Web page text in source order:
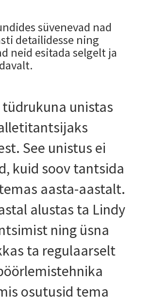
süvenevad nad
detailidesse ning
neid esitada selgelt ja
tüdrukuna unistas
See unistus ei
kuid soov tantsida
aasta-aastalt.
alustas ta Lindy
ning üsna
ta regulaarselt
osutusid tema